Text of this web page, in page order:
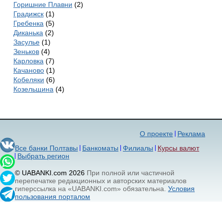
Горишние Плавни (2)
Градижск(1)
Гребенка (5)
Диканька (2)
Засулье(1)
Зеньков(4)
Карловка (7)
Качаново(1)
Кобеляки (6)
Козельщина (4)
Реклама
О проекте
Все банки Полтавы
Банкоматы Филиалы
Курсы валют
Выбрать регион
© UABANKI.com 2026 При полной или частичной
перепечатке редакционных и авторских материалов
гиперссылка на «UABANKI.com» обязательна. Условия
пользования порталом